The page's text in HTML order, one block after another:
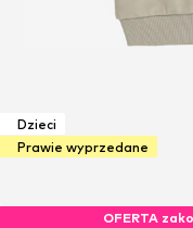
Dzieci
Prawie wyprzedane
OFERTA